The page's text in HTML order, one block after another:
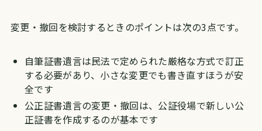
変更・撤回を検討するときのポイントは次の3点です。
自筆証書遺言は民法で定められた厳格な方式で訂正
する必要があり、小さな変更でも書き直すほうが安
全です
公正証書遺言の変更・撤回は、公証役場で新しい公
正証書を作成するのが基本です